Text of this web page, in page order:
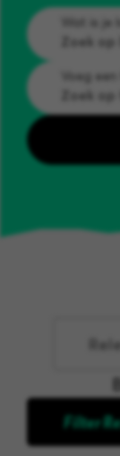
Wat is je
Voeg
Filter